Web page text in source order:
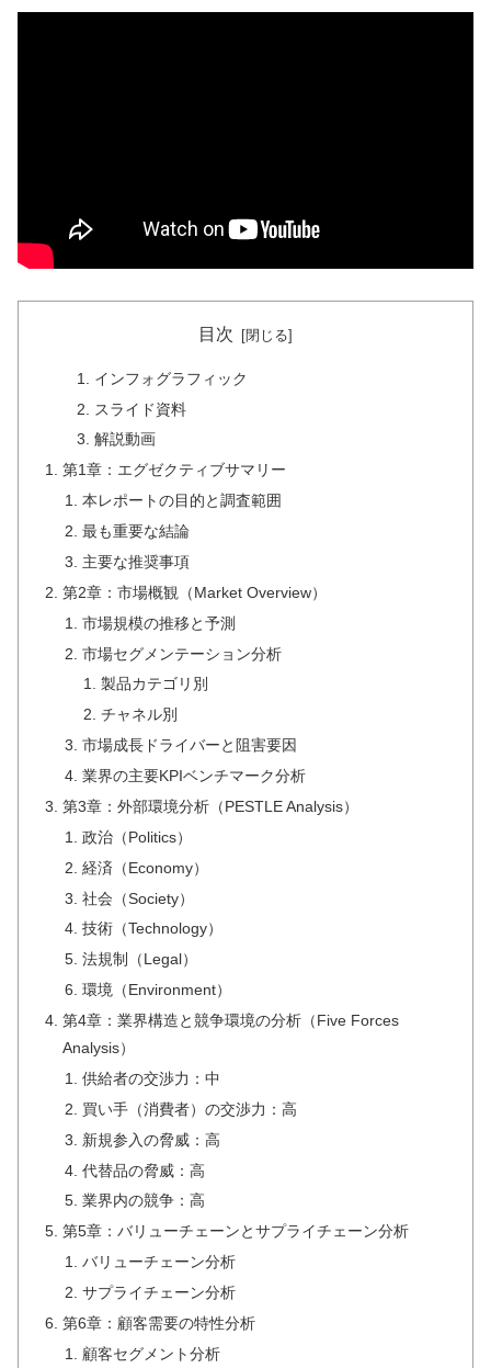
目次
インフォグラフィック
スライド資料
解説動画
第1章：エグゼクティブサマリー
本レポートの目的と調査範囲
最も重要な結論
主要な推奨事項
第2章：市場概観（Market Overview）
市場規模の推移と予測
市場セグメンテーション分析
製品カテゴリ別
チャネル別
市場成長ドライバーと阻害要因
業界の主要KPIベンチマーク分析
第3章：外部環境分析（PESTLE Analysis）
政治（Politics）
経済（Economy）
社会（Society）
技術（Technology）
法規制（Legal）
環境（Environment）
第4章：業界構造と競争環境の分析（Five Forces
Analysis）
供給者の交渉力：中
買い手（消費者）の交渉力：高
新規参入の脅威：高
代替品の脅威：高
業界内の競争：高
第5章：バリューチェーンとサプライチェーン分析
バリューチェーン分析
サプライチェーン分析
第6章：顧客需要の特性分析
顧客セグメント分析